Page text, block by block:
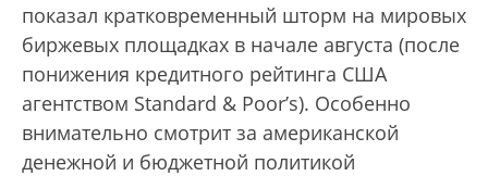
показал кратковременный шторм на мировых
биржевых площадках в начале августа (после
понижения кредитного рейтинга США
агентством Standard & Poor’s). Особенно
внимательно смотрит за американской
денежной и бюджетной политикой